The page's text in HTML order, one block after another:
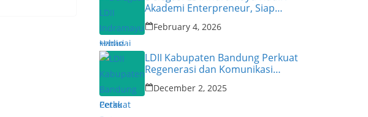
Akademi Enterpreneur, Siap
Cetak Enterpreneur Muda
February 4, 2026
LDII Kabupaten Bandung Perkuat
Regenerasi dan Komunikasi
Pengurus untuk Hadapi
Tantangan Zaman
December 2, 2025